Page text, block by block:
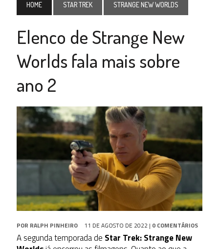
HOME STAR TREK STRANGE NEW WORLDS
Elenco de Strange New
Worlds fala mais sobre
ano 2
POR RALPH PINHEIRO 11 DE AGOSTO DE 2022 | 0 COMENTÁRIOS
A segunda temporada de Star Trek: Strange New